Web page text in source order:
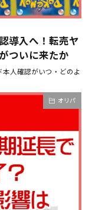
導入へ！転売ヤ
ついに来たか
人確認がいつ・どのよ
オリパ